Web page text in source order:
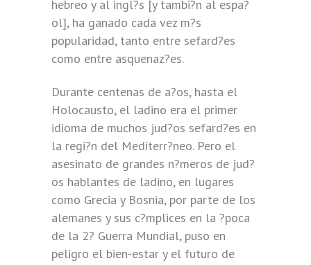
hebreo y al ingl?s [y tambi?n al espa?
ol], ha ganado cada vez m?s
popularidad, tanto entre sefard?es
como entre asquenaz?es.
Durante centenas de a?os, hasta el
Holocausto, el ladino era el primer
idioma de muchos jud?os sefard?es en
la regi?n del Mediterr?neo. Pero el
asesinato de grandes n?meros de jud?
os hablantes de ladino, en lugares
como Grecia y Bosnia, por parte de los
alemanes y sus c?mplices en la ?poca
de la 2? Guerra Mundial, puso en
peligro el bien-estar y el futuro de